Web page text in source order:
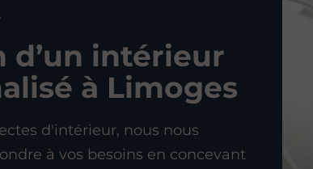
d’un intérieur
à Limoges
d'intérieur, nous nous
à vos besoins en concevant